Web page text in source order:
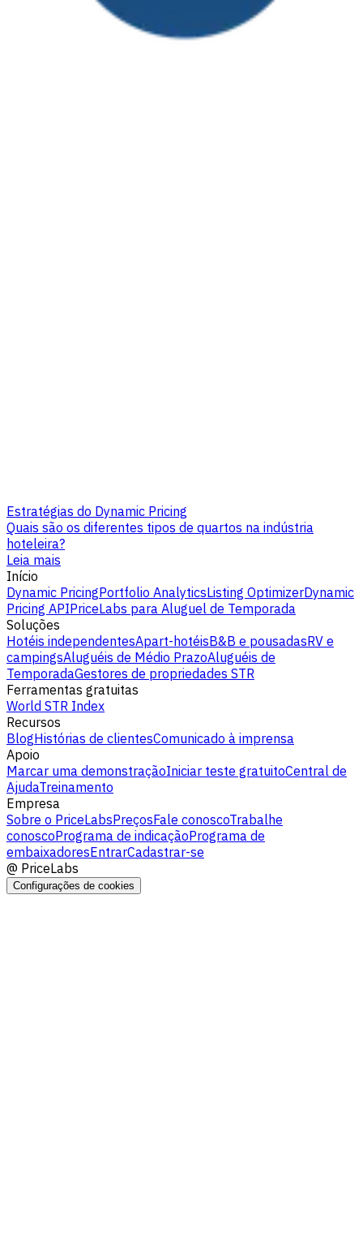
Estratégias do Dynamic Pricing
Quais são os diferentes tipos de quartos na indústria
hoteleira?
Leia mais
Início
Dynamic PricingPortfolio AnalyticsListing OptimizerDynamic
Pricing APIPriceLabs para Aluguel de Temporada
Soluções
Hotéis independentesApart-hotéisB&B e pousadasRV e
campingsAluguéis de Médio PrazoAluguéis de
TemporadaGestores de propriedades STR
Ferramentas gratuitas
World STR Index
Recursos
BlogHistórias de clientesComunicado à imprensa
Apoio
Marcar uma demonstraçãoIniciar teste gratuitoCentral de
AjudaTreinamento
Empresa
Sobre o PriceLabsPreçosFale conoscoTrabalhe
conoscoPrograma de indicaçãoPrograma de
embaixadoresEntrarCadastrar-se
@ PriceLabs
Configurações de cookies